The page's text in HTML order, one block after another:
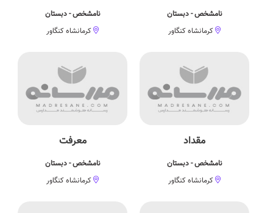
نامشخص - دبستان
کرمانشاه کنگاور
نامشخص - دبستان
کرمانشاه کنگاور
مقداد
نامشخص - دبستان
کرمانشاه کنگاور
معرفت
نامشخص - دبستان
کرمانشاه کنگاور